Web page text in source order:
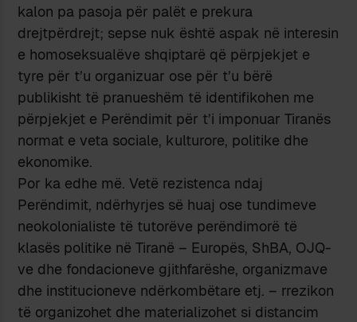
kalon pa pasoja për palët e prekura
drejtpërdrejt; sepse nuk është aspak në interesin
e homoseksualëve shqiptarë që përpjekjet e
tyre për t’u organizuar ose për t’u bërë
publikisht të pranueshëm të identifikohen me
përpjekjet e Perëndimit për t’i imponuar Tiranës
normat e veta sociale, kulturore, politike dhe
ekonomike.
Por ka edhe më. Vetë rezistenca ndaj
Perëndimit, ndërhyrjes së huaj ose tundimeve
neokolonialiste të tutorëve perëndimorë të
klasës politike në Tiranë – Europës, ShBA, OJQ-
ve dhe fondacioneve gjithfarëshe, organizmave
dhe institucioneve ndërkombëtare etj. – rrezikon
të organizohet dhe materializohet si distancim